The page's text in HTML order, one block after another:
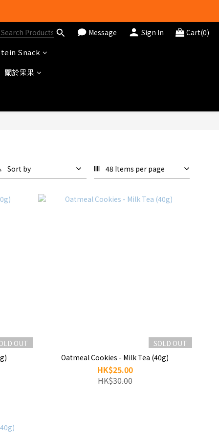
Message Sign In Cart(0)
Snack
關於果果
Sort by 48 Items per page
OUT
SOLD OUT
Oatmeal Cookies - Milk Tea (40g)
HK$25.00
HK$30.00